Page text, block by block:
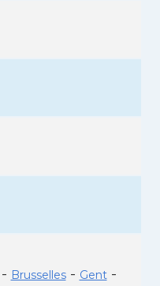
- Brusselles- Gent-